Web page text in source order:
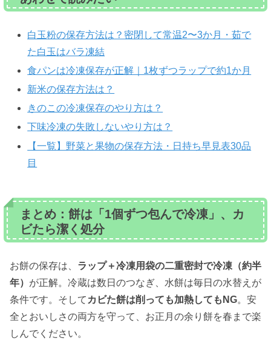
白玉粉の保存方法は？密閉して常温2〜3か月・茹で
た白玉はバラ凍結
食パンは冷凍保存が正解｜1枚ずつラップで約1か月
新米の保存方法は？
きのこの冷凍保存のやり方は？
下味冷凍の失敗しないやり方は？
【一覧】野菜と果物の保存方法・日持ち早見表30品
目
まとめ：餅は「1個ずつ包んで冷凍」、カ
ビたら潔く処分
お餅の保存は、 ラップ＋冷凍用袋の二重密封で冷凍（約半
年） が正解。冷蔵は数日のつなぎ、水餅は毎日の水替えが
条件です。そして カビた餅は削っても加熱してもNG。安
全とおいしさの両方を守って、お正月の余り餅を春まで楽
しんでください。